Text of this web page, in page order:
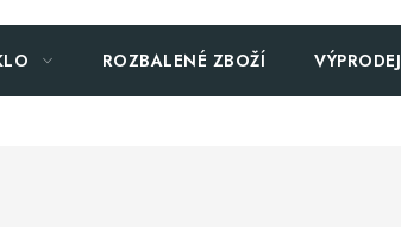
ROZBALENÉ ZBOŽÍ VÝPRODEJ